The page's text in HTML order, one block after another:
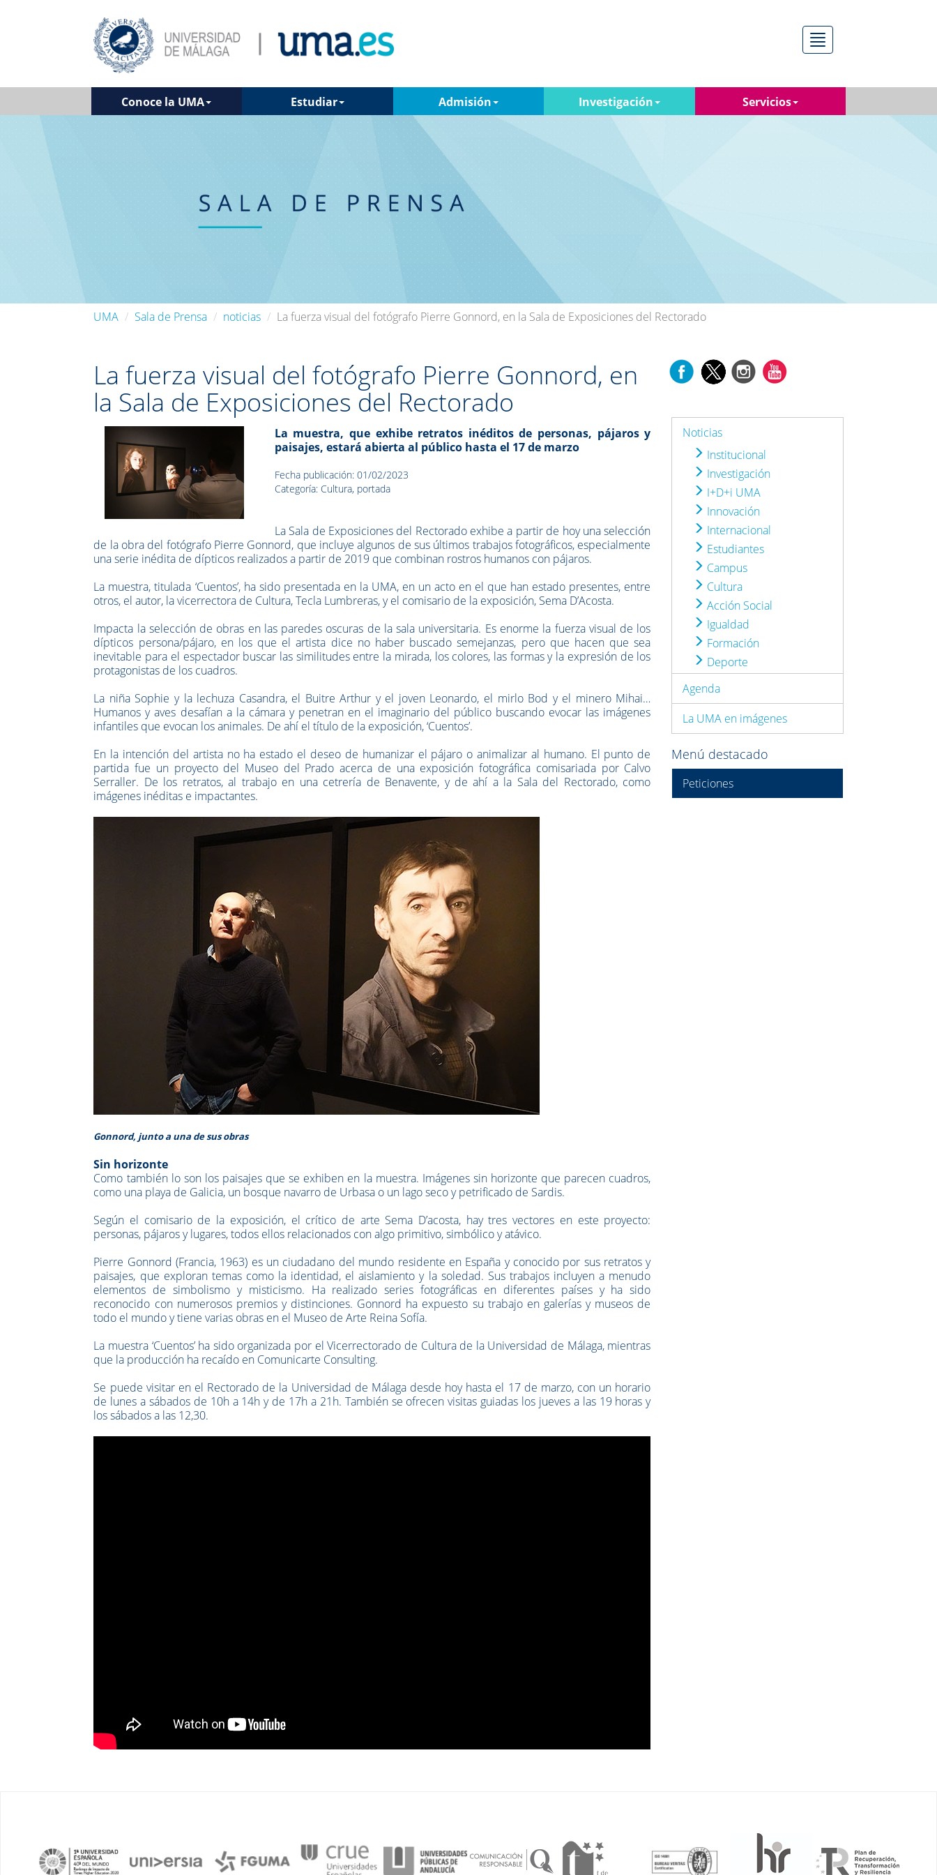
Menú
Conoce la UMA Estudiar Admisión Investigación Servicios
UMA Sala de Prensa noticias La fuerza visual del fotógrafo Pierre Gonnord, en la Sala de Exposiciones del Rectorado
La fuerza visual del fotógrafo Pierre Gonnord, en
la Sala de Exposiciones del Rectorado
La muestra, que exhibe retratos inéditos de personas, pájaros y
paisajes, estará abierta al público hasta el 17 de marzo
Fecha publicación: 01/02/2023
Categoría: Cultura, portada
La Sala de Exposiciones del Rectorado exhibe a partir de hoy una selección
de la obra del fotógrafo Pierre Gonnord, que incluye algunos de sus últimos trabajos fotográficos, especialmente
una serie inédita de dípticos realizados a partir de 2019 que combinan rostros humanos con pájaros.
La muestra, titulada ‘Cuentos’, ha sido presentada en la UMA, en un acto en el que han estado presentes, entre
otros, el autor, la vicerrectora de Cultura, Tecla Lumbreras, y el comisario de la exposición, Sema D’Acosta.
Impacta la selección de obras en las paredes oscuras de la sala universitaria. Es enorme la fuerza visual de los
dípticos persona/pájaro, en los que el artista dice no haber buscado semejanzas, pero que hacen que sea
inevitable para el espectador buscar las similitudes entre la mirada, los colores, las formas y la expresión de los
protagonistas de los cuadros.
La niña Sophie y la lechuza Casandra, el Buitre Arthur y el joven Leonardo, el mirlo Bod y el minero Mihai…
Humanos y aves desafían a la cámara y penetran en el imaginario del público buscando evocar las imágenes
infantiles que evocan los animales. De ahí el título de la exposición, ‘Cuentos’.
En la intención del artista no ha estado el deseo de humanizar el pájaro o animalizar al humano. El punto de
partida fue un proyecto del Museo del Prado acerca de una exposición fotográfica comisariada por Calvo
Serraller. De los retratos, al trabajo en una cetrería de Benavente, y de ahí a la Sala del Rectorado, como
imágenes inéditas e impactantes.
Gonnord, junto a una de sus obras
Sin horizonte
Como también lo son los paisajes que se exhiben en la muestra. Imágenes sin horizonte que parecen cuadros,
como una playa de Galicia, un bosque navarro de Urbasa o un lago seco y petrificado de Sardis.
Según el comisario de la exposición, el crítico de arte Sema D’acosta, hay tres vectores en este proyecto:
personas, pájaros y lugares, todos ellos relacionados con algo primitivo, simbólico y atávico.
Pierre Gonnord (Francia, 1963) es un ciudadano del mundo residente en España y conocido por sus retratos y
paisajes, que exploran temas como la identidad, el aislamiento y la soledad. Sus trabajos incluyen a menudo
elementos de simbolismo y misticismo. Ha realizado series fotográficas en diferentes países y ha sido
reconocido con numerosos premios y distinciones. Gonnord ha expuesto su trabajo en galerías y museos de
todo el mundo y tiene varias obras en el Museo de Arte Reina Sofía.
La muestra ‘Cuentos’ ha sido organizada por el Vicerrectorado de Cultura de la Universidad de Málaga, mientras
que la producción ha recaído en Comunicarte Consulting.
Se puede visitar en el Rectorado de la Universidad de Málaga desde hoy hasta el 17 de marzo, con un horario
de lunes a sábados de 10h a 14h y de 17h a 21h. También se ofrecen visitas guiadas los jueves a las 19 horas y
los sábados a las 12,30.
Noticias
Institucional
Investigación
I+D+i UMA
Innovación
Internacional
Estudiantes
Campus
Cultura
Acción Social
Igualdad
Formación
Deporte
Agenda
La UMA en imágenes
Menú destacado
Peticiones